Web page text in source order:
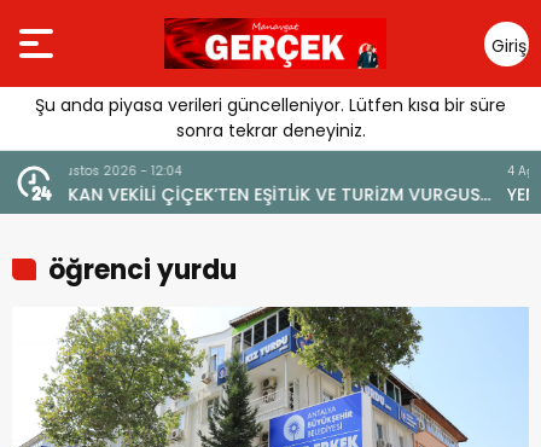
Giriş
Yap
Şu anda piyasa verileri güncelleniyor. Lütfen kısa bir süre
sonra tekrar deneyiniz.
VURGUSU:
VERİLMEMELİ”
4 Ağustos 2026 - 19:47
YENİ BİR DİN: SOSYAL MEDYA
öğrenci yurdu